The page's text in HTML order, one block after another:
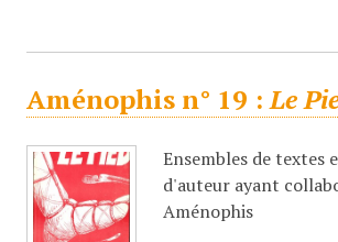
Aménophis n° 19 :Le
Ensembles de
d'auteur ayant
Aménophis